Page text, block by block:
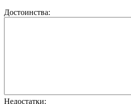
Достоинства:
Недостатки: